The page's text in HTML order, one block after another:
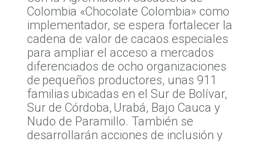
Colombia «Chocolate Colombia» como
implementador, se espera fortalecer la
cadena de valor de cacaos especiales
para ampliar el acceso a mercados
diferenciados de ocho organizaciones
de pequeños productores, unas 911
familias ubicadas en el Sur de Bolívar,
Sur de Córdoba, Urabá, Bajo Cauca y
Nudo de Paramillo. También se
desarrollarán acciones de inclusión y